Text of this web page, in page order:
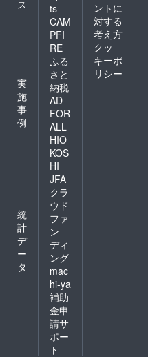
ス
実
施
事
例
統
計
デ
ー
タ
ts
CAM
PFI
RE
ふる
さと
納税
AD
FOR
ALL
HIO
KOS
HI
JFA
クラ
ウド
ファ
ン
ディ
ング
mac
hi-ya
補助
金申
請サ
ポー
ト
ントに
対する
考え方
クッ
キーポ
リシー